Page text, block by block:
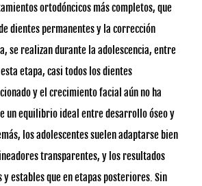
ortodóncicos más completos, que
dientes permanentes y la corrección
se realizan durante la adolescencia, entre
esta etapa, casi todos los dientes
y el crecimiento facial aún no ha
un equilibrio ideal entre desarrollo óseo y
los adolescentes suelen adaptarse bien
transparentes, y los resultados
y estables que en etapas posteriores. Sin